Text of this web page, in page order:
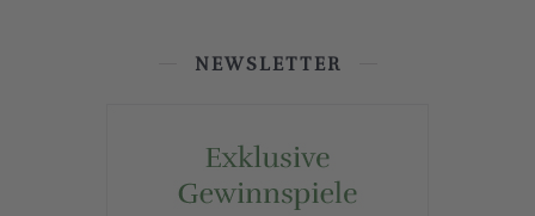
NEWSLETTER